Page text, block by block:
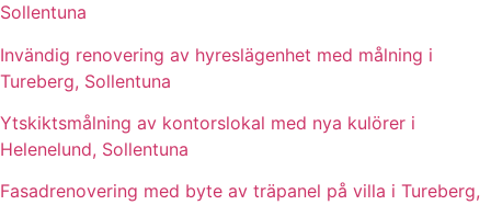
Sollentuna
Invändig renovering av hyreslägenhet med målning i
Tureberg, Sollentuna
Ytskiktsmålning av kontorslokal med nya kulörer i
Helenelund, Sollentuna
Fasadrenovering med byte av träpanel på villa i Tureberg,